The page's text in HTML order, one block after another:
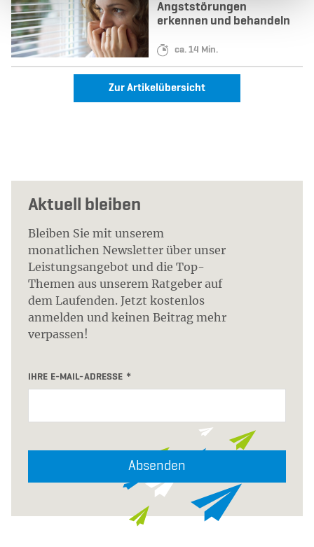
Lesedauer:
ca. 14 Min.
Angststörungen
erkennen und behandeln
Zur Artikelübersicht
Aktuell bleiben
Bleiben Sie mit unserem
monatlichen Newsletter über unser
Leistungsangebot und die Top-
Themen aus unserem Ratgeber auf
dem Laufenden. Jetzt kostenlos
anmelden und keinen Beitrag mehr
verpassen!
IHRE E-MAIL-ADRESSE
Absenden